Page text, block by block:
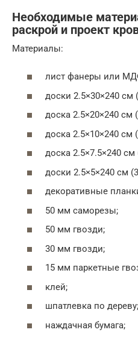
Необходимые
раскрой и проект
Материалы:
лист фанеры или
доски 2.5×30×240 см
доска 2.5×20×240 см
доска 2.5×10×240 см
доска 2.5×7.5×240 см
доски 2.5×5×240 см
декоративные
50 мм саморезы;
50 мм гвозди;
30 мм гвозди;
15 мм паркетные
клей;
шпатлевка по дереву;
наждачная бумага;